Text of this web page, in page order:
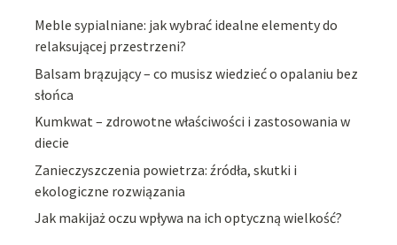
Meble sypialniane: jak wybrać idealne elementy do
relaksującej przestrzeni?
Balsam brązujący – co musisz wiedzieć o opalaniu bez
słońca
Kumkwat – zdrowotne właściwości i zastosowania w
diecie
Zanieczyszczenia powietrza: źródła, skutki i
ekologiczne rozwiązania
Jak makijaż oczu wpływa na ich optyczną wielkość?